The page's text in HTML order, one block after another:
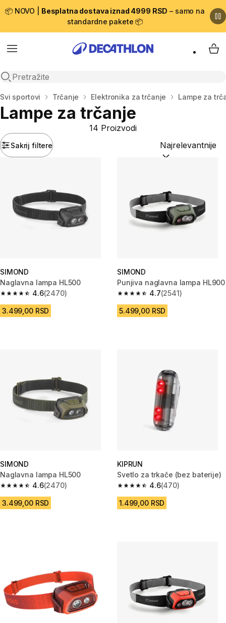
📦 NOVO | Besplatna dostava iznad 4999 RSD – samo na
standardne pakete 📦
Menu
Open search
My
Početna stranica
Svi sportovi Trčanje Elektronika za trčanje Lampe za
Lampe za trčanje
Sakrij filtere
14 Proizvodi
Sortiraj po:
SIMOND
Naglavna lampa HL500
4.6
4.6 od 5 zvezdica from 2470 Recenzije
(2470)
3.499,00 RSD
SIMOND
Punjiva naglavna lampa HL900
4.7
4.7 od 5 zvezdica from 2541
(2541)
5.499,00 RSD
SIMOND
Naglavna lampa HL500
4.6
4.6 od 5 zvezdica from 2470 Recenzije
(2470)
3.499,00 RSD
KIPRUN
Svetlo za trkače (bez baterije)
4.6
4.6 od 5 zvezdica from 470
(470)
1.499,00 RSD